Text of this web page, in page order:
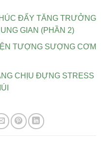
ĐẨY TĂNG TRƯỞNG
GIAN (PHẦN 2)
TƯỢNG SƯỢNG CƠM
CHỊU ĐỰNG STRESS